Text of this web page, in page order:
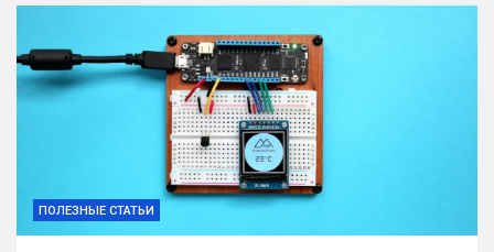
ПОЛЕЗНЫЕ СТАТЬИ